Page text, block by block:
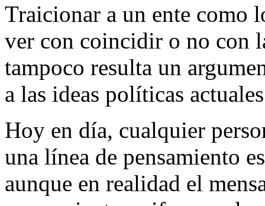
Traicionar a un ente como
ver con coincidir o no con
tampoco resulta un
a las ideas políticas
Hoy en día, cualquier
una línea de pensamiento
aunque en realidad el